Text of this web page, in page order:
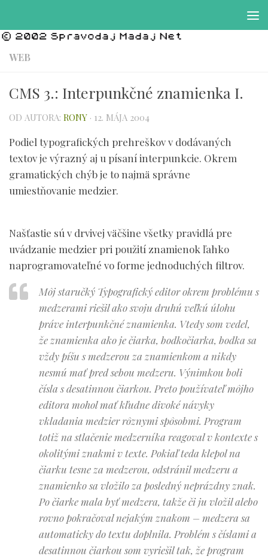
WEB
CMS 3.: Interpunkčné znamienka I.
OD AUTORA: RONY · 12. MÁJA 2004
Podiel typografických prehreškov v dodávaných
textov je výrazný aj u písaní interpunkcie. Okrem
gramatických chýb je to najmä správne
umiestňovanie medzier.
Našťastie sú v drvivej väčšine všetky pravidlá pre
uvádzanie medzier pri použití znamienok ľahko
naprogramovateľné vo forme jednoduchých filtrov.
Môj staručký Typografický editor okrem problému s
medzerami riešil ako svoju druhú veľkú úlohu
práve interpunkčné znamienka. Vtedy som vedel,
že znamienka ako je čiarka, bodkočiarka, bodka sa
vždy píšu s medzerou za znamienkom a nikdy
nesmú mať pred sebou medzeru. Výnimkou boli
čísla s desatinnou čiarkou. Preto používateľ môjho
editora mohol mať kľudne divoké návyky
vkladania medzier rôznymi spôsobmi. Program
totiž na stlačenie medzerníka reagoval v kontexte s
okolitými znakmi v texte. Pokiaľ teda klepol na
čiarku tesne za medzerou, odstránil medzeru a
znamienko sa vložilo za posledný neprázdny znak.
Po čiarke mala byť medzera, takže či ju vložil alebo
rovno pokračoval nejakým znakom – medzera sa
automaticky do textu doplnila. Problém s číslami a
desatinnou čiarkou som vyriešil tak, že program